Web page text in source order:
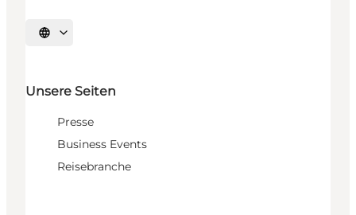
Sprache auswählen
Unsere Seiten
Presse
Business Events
Reisebranche